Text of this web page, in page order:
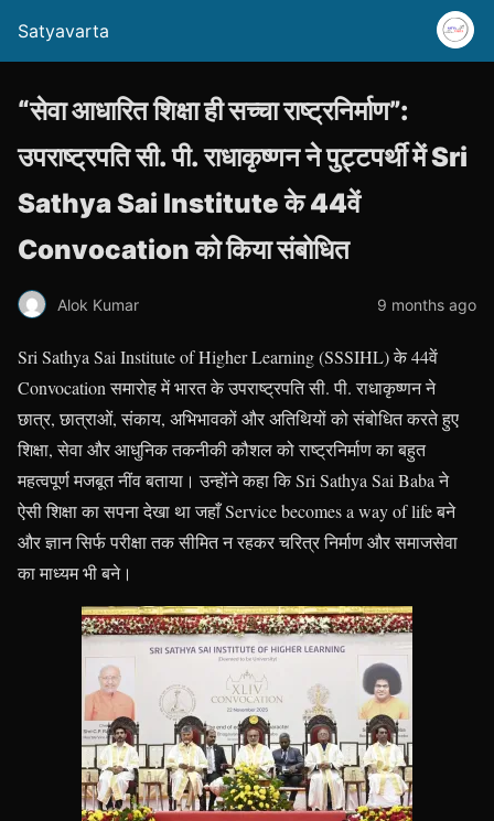
Satyavarta
“सेवा आधारित शिक्षा ही सच्चा राष्ट्रनिर्माण”:
उपराष्ट्रपति सी. पी. राधाकृष्णन ने पुट्टपर्थी में Sri
Sathya Sai Institute के 44वें
Convocation को किया संबोधित
Alok Kumar 9 months ago
Sri Sathya Sai Institute of Higher Learning (SSSIHL) के 44वें
Convocation समारोह में भारत के उपराष्ट्रपति सी. पी. राधाकृष्णन ने
छात्र, छात्राओं, संकाय, अभिभावकों और अतिथियों को संबोधित करते हुए
शिक्षा, सेवा और आधुनिक तकनीकी कौशल को राष्ट्रनिर्माण का बहुत
महत्वपूर्ण मजबूत नींव बताया। उन्होंने कहा कि Sri Sathya Sai Baba ने
ऐसी शिक्षा का सपना देखा था जहाँ Service becomes a way of life बने
और ज्ञान सिर्फ परीक्षा तक सीमित न रहकर चरित्र निर्माण और समाजसेवा
का माध्यम भी बने।